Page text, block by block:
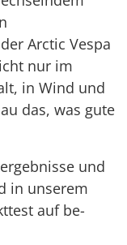
Arctic Vespa
nur im
in Wind und
das, was gute
und
in unserem
auf be-